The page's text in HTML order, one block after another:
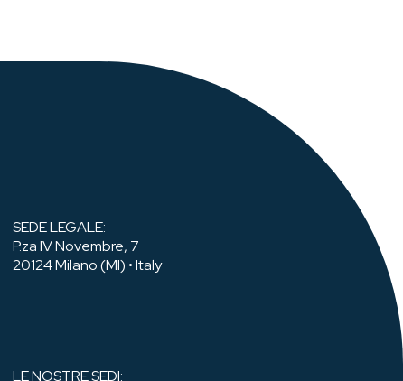
SEDE LEGALE:
P.za IV Novembre, 7
20124 Milano (MI) • Italy
LE NOSTRE SEDI: